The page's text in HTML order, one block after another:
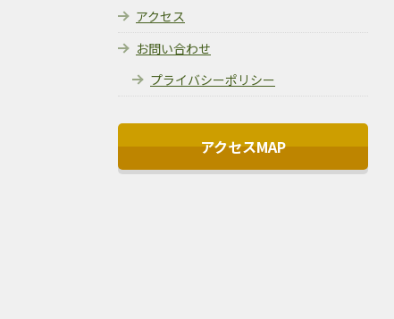
アクセス
お問い合わせ
プライバシーポリシー
アクセスMAP